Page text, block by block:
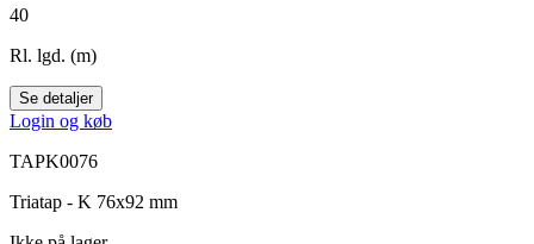
40
Rl. lgd. (m)
Se detaljer
Login og køb
TAPK0076
Triatap - K 76x92 mm